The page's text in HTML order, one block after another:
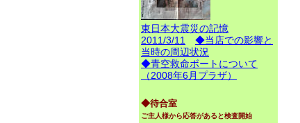
東日本大震災の記憶
2011/3/11
◆当店での影響と
当時の周辺状況
◆青空救命ボートについて
（2008年6月プラザ）
◆待合室
ご主人様から応答があると検査開始